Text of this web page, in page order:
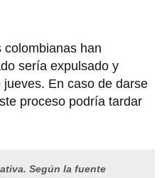
han
sería expulsado y
jueves. En caso de darse
proceso podría tardar
Según la fuente